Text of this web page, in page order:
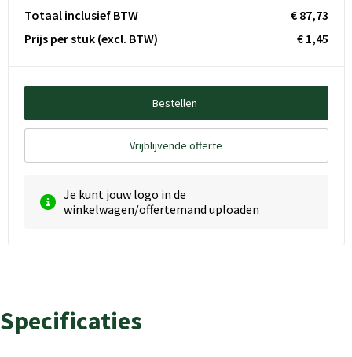
Totaal inclusief BTW
€ 87,73
Prijs per stuk (excl. BTW) € 1,45
Bestellen
Vrijblijvende offerte
Je kunt jouw logo in de
winkelwagen/offertemand uploaden
Specificaties